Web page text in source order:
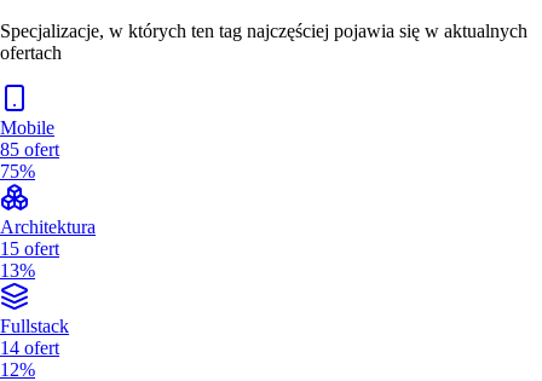
Specjalizacje, w których ten tag najczęściej pojawia się w aktualnych
ofertach
Mobile
85 ofert
75%
Architektura
15 ofert
13%
Fullstack
14 ofert
12%